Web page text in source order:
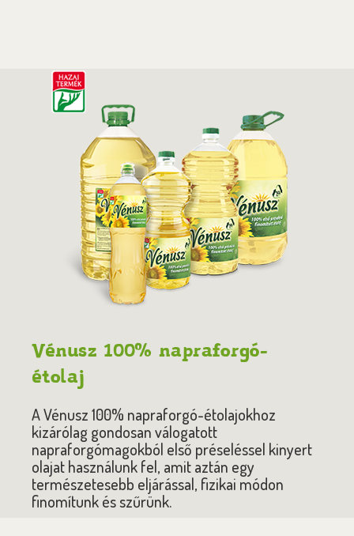
Vénusz 100% napraforgó-
étolaj
A Vénusz 100% napraforgó-étolajokhoz
kizárólag gondosan válogatott
napraforgómagokból első préseléssel kinyert
olajat használunk fel, amit aztán egy
természetesebb eljárással, fizikai módon
finomítunk és szűrünk.